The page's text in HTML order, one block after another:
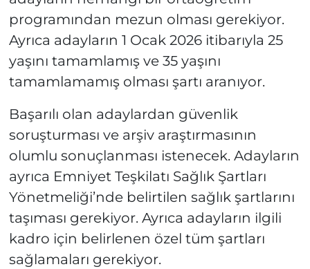
programından mezun olması gerekiyor.
Ayrıca adayların 1 Ocak 2026 itibarıyla 25
yaşını tamamlamış ve 35 yaşını
tamamlamamış olması şartı aranıyor.
Başarılı olan adaylardan güvenlik
soruşturması ve arşiv araştırmasının
olumlu sonuçlanması istenecek. Adayların
ayrıca Emniyet Teşkilatı Sağlık Şartları
Yönetmeliği’nde belirtilen sağlık şartlarını
taşıması gerekiyor. Ayrıca adayların ilgili
kadro için belirlenen özel tüm şartları
sağlamaları gerekiyor.